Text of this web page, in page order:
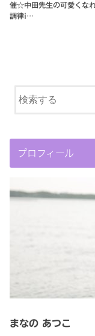
催☆中田先生の可愛くな
調律i…
プロフィール
まなの あつこ